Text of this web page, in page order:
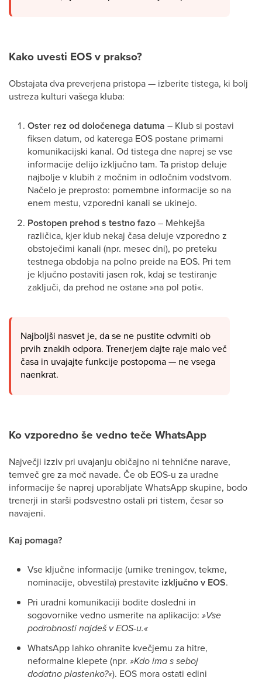
Kako uvesti EOS v prakso?
Obstajata dva preverjena pristopa — izberite tistega, ki bolj
ustreza kulturi vašega kluba:
Oster rez od določenega datuma – Klub si postavi
fiksen datum, od katerega EOS postane primarni
komunikacijski kanal. Od tistega dne naprej se vse
informacije delijo izključno tam. Ta pristop deluje
najbolje v klubih z močnim in odločnim vodstvom.
Načelo je preprosto: pomembne informacije so na
enem mestu, vzporedni kanali se ukinejo.
Postopen prehod s testno fazo– Mehkejša
različica, kjer klub nekaj časa deluje vzporedno z
obstoječimi kanali (npr. mesec dni), po preteku
testnega obdobja na polno preide na EOS. Pri tem
je ključno postaviti jasen rok, kdaj se testiranje
zaključi, da prehod ne ostane »na pol poti«.
Najboljši nasvet je, da se ne pustite odvrniti ob
prvih znakih odpora. Trenerjem dajte raje malo več
časa in uvajajte funkcije postopoma — ne vsega
naenkrat.
Ko vzporedno še vedno teče WhatsApp
Največji izziv pri uvajanju običajno ni tehnične narave,
temveč gre za moč navade. Če ob EOS-u za uradne
informacije še naprej uporabljate WhatsApp skupine, bodo
trenerji in starši podsvestno ostali pri tistem, česar so
navajeni.
Kaj pomaga?
Vse ključne informacije (urnike treningov, tekme,
nominacije, obvestila) prestavite izključno v EOS.
Pri uradni komunikaciji bodite dosledni in
sogovornike vedno usmerite na aplikacijo: »Vse
podrobnosti najdeš v EOS-u.«
WhatsApp lahko ohranite kvečjemu za hitre,
neformalne klepete (npr. »Kdo ima s seboj
dodatno plastenko?«). EOS mora ostati edini